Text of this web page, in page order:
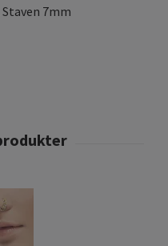
Staven 7mm